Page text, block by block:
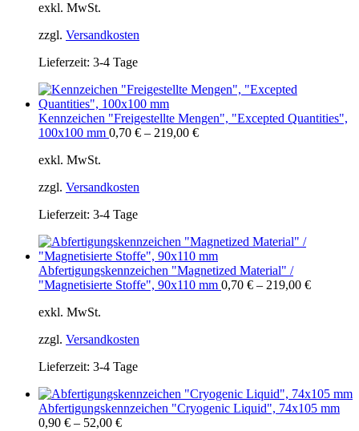
exkl. MwSt.
zzgl. Versandkosten
Lieferzeit: 3-4 Tage
Kennzeichen "Freigestellte Mengen", "Excepted Quantities",
100x100 mm 0,70 € – 219,00 €
exkl. MwSt.
zzgl. Versandkosten
Lieferzeit: 3-4 Tage
Abfertigungskennzeichen "Magnetized Material" /
"Magnetisierte Stoffe", 90x110 mm 0,70 € – 219,00 €
exkl. MwSt.
zzgl. Versandkosten
Lieferzeit: 3-4 Tage
Abfertigungskennzeichen "Cryogenic Liquid", 74x105 mm
0,90 € – 52,00 €